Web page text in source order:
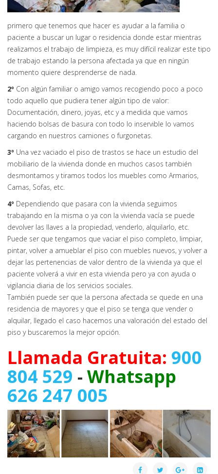
primero que tenemos que hacer es ayudar a la familia o
paciente a buscar un lugar o residencia donde estar mientras
realizamos el trabajo de limpieza, es muy difícil realizar este tipo
de trabajo estando la persona afectada ya que en ningún
momento quiere desprenderse de nada.
2º Con algún familiar o amigo vamos recogiendo poco a poco
todo aquello que pudiera tener algún tipo de valor:
Documentación, dinero, joyas, etc y a medida que vamos
haciendo bolsas de basura con todo lo inservible lo vamos
cargando en nuestros camiones o furgonetas.
3º Una vez vaciado el piso de trastos se hace un estudio del
mobiliario de la vivienda donde en muchos casos también
desmontamos y tiramos todos los muebles como Armarios,
Camas, Sofas, etc.
4º Dependiendo que pasara con la vivienda seguimos
trabajando en la misma o ya con la vivienda vacía se puede
devolver las llaves a la propiedad, venderlo, alquilarlo, etc.
Puede ser que tengamos que vaciar el piso completo, limpiar,
pintar, volver a amueblar el piso con muebles nuevos, y volver a
dejar las pertenencias de valor dentro de la vivienda ya que el
paciente volverá a vivir en esta vivienda pero ya con ayuda o
vigilancia diaria de los servicios sociales.
También puede ser que la persona afectada se quede en una
residencia de mayores y que el piso se tenga que vender o
alquilar, llegado el caso hacemos una valoración del estado del
piso y buscaremos la mejor opción.
Llamada Gratuita: 900
804 529 - Whatsapp
626 247 005